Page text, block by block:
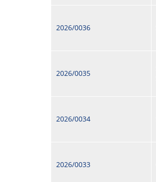
2026/0036
2026/0035
2026/0034
2026/0033